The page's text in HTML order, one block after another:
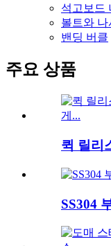
석고보드
볼트와 나
밴딩 버클
주요 상품
퀵 릴리
SS304